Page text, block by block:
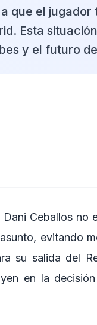
que el jugador
Esta
y el futuro
Ceballos no
evitando
su salida del
en la